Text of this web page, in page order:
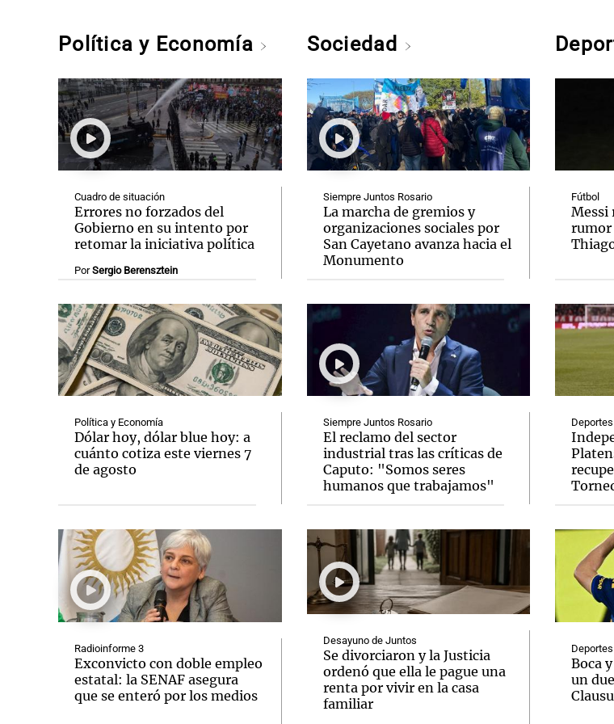
Política y Economía
Cuadro de situación
Errores no forzados del
Gobierno en su intento por
retomar la iniciativa política
PorSergio Berensztein
Política y Economía
Dólar hoy, dólar blue hoy: a
cuánto cotiza este viernes 7
de agosto
Radioinforme 3
Exconvicto con doble empleo
estatal: la SENAF asegura
que se enteró por los medios
Sociedad
Siempre Juntos Rosario
La marcha de gremios y
organizaciones sociales por
San Cayetano avanza hacia el
Monumento
Siempre Juntos Rosario
El reclamo del sector
industrial tras las críticas de
Caputo: "Somos seres
humanos que trabajamos"
Desayuno de Juntos
Se divorciaron y la Justicia
ordenó que ella le pague una
renta por vivir en la casa
familiar
Fútbol
Messi
rumor
Deportes
Deportes
Boca
un
Notas
El huracán de Arequito